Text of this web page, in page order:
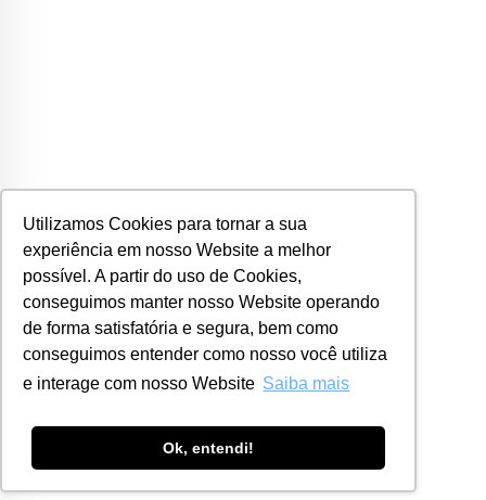
Utilizamos Cookies para tornar a sua
experiência em nosso Website a melhor
possível. A partir do uso de Cookies,
conseguimos manter nosso Website operando
de forma satisfatória e segura, bem como
conseguimos entender como nosso você utiliza
e interage com nosso Website Saiba mais
Ok, entendi!